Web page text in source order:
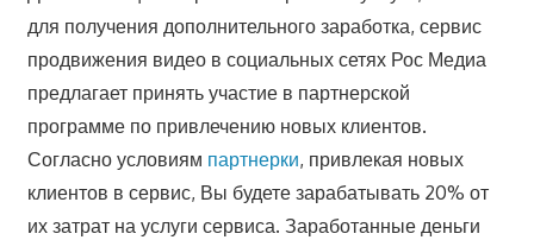
для получения дополнительного заработка, сервис
продвижения видео в социальных сетях Рос Медиа
предлагает принять участие в партнерской
программе по привлечению новых клиентов.
Согласно условиям партнерки, привлекая новых
клиентов в сервис, Вы будете зарабатывать 20% от
их затрат на услуги сервиса. Заработанные деньги